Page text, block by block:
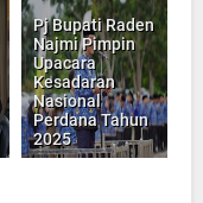
Pj Bupati Raden
Najmi Pimpin
Upacara
Kesadaran
Nasional
Perdana Tahun
2025